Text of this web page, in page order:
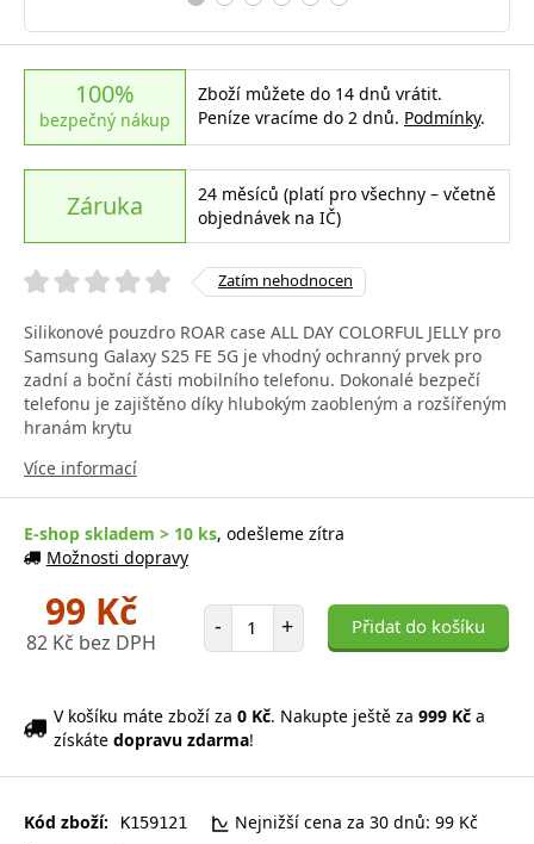
100%
bezpečný nákup
Zboží můžete do 14 dnů vrátit.
Peníze vracíme do 2 dnů. Podmínky.
Záruka
24 měsíců (platí pro všechny – včetně
objednávek na IČ)
Zatím nehodnocen
Silikonové pouzdro ROAR case ALL DAY COLORFUL JELLY pro
Samsung Galaxy S25 FE 5G je vhodný ochranný prvek pro
zadní a boční části mobilního telefonu. Dokonalé bezpečí
telefonu je zajištěno díky hlubokým zaobleným a rozšířeným
hranám krytu
Více informací
E-shop skladem > 10 ks, odešleme zítra
Možnosti dopravy
99 Kč
82 Kč bez DPH
- Počet položek
+ Přidat do košíku
V košíku máte zboží za 0 Kč. Nakupte ještě za 999 Kč a
získáte dopravu zdarma!
Kód zboží: K159121
Nejnižší cena za 30 dnů: 99 Kč